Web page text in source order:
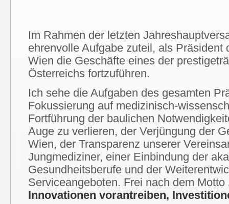
Im Rahmen der letzten
ehrenvolle Aufgabe zuteil, als Präsident
Wien die Geschäfte eines der
Österreichs fortzuführen.
Ich sehe die Aufgaben des gesamten
Fokussierung auf medizinisch-
Fortführung der baulichen
Auge zu verlieren, der Verjüngung der
Wien, der Transparenz unserer
Jungmediziner, einer Einbindung der
Gesundheitsberufe und der
Serviceangeboten. Frei nach dem Motto
Innovationen vorantreiben,